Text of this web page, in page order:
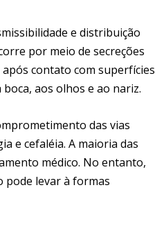
e distribuição
por meio de secreções
contato com superfícies
aos olhos e ao nariz.
das vias
e cefaléia. A maioria das
médico. No entanto,
pode levar à formas